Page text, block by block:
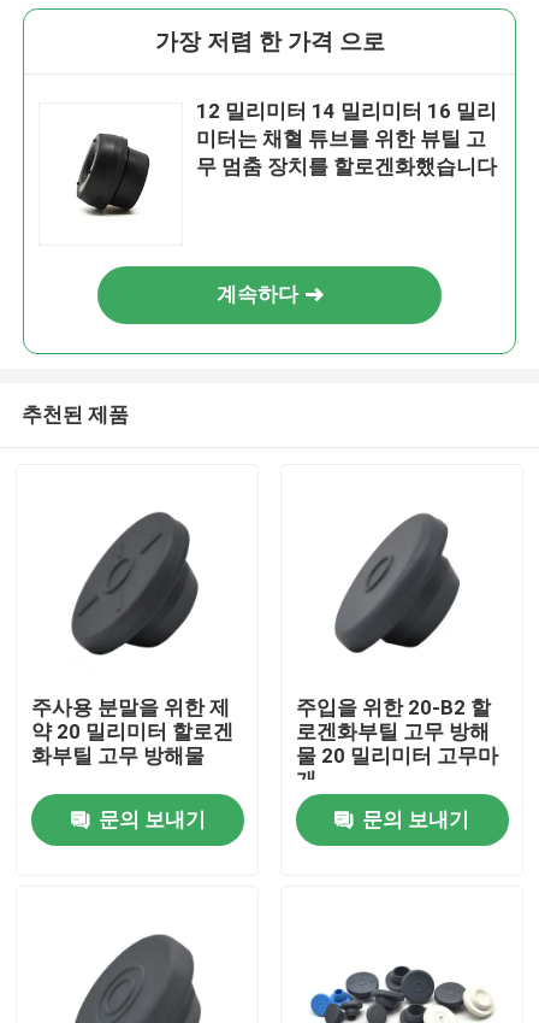
회사 소개
가장 저렴 한 가격 으로
12 밀리미터 14 밀리미터 16 밀리
미터는 채혈 튜브를 위한 뷰틸 고
무 멈춤 장치를 할로겐화했습니다
계속하다
추천된 제품
주사용 분말을 위한 제
약 20 밀리미터 할로겐
화부틸 고무 방해물
문의 보내기
주입을 위한 20-B2 할
로겐화부틸 고무 방해
물 20 밀리미터 고무마
개
문의 보내기